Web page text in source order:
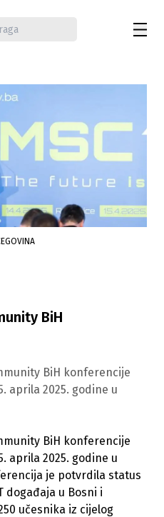
BiH
BiH konferencije
aprila 2025. godine u
BiH konferencije
aprila 2025. godine u
je potvrdila status
događaja u Bosni i
učesnika iz cijelog